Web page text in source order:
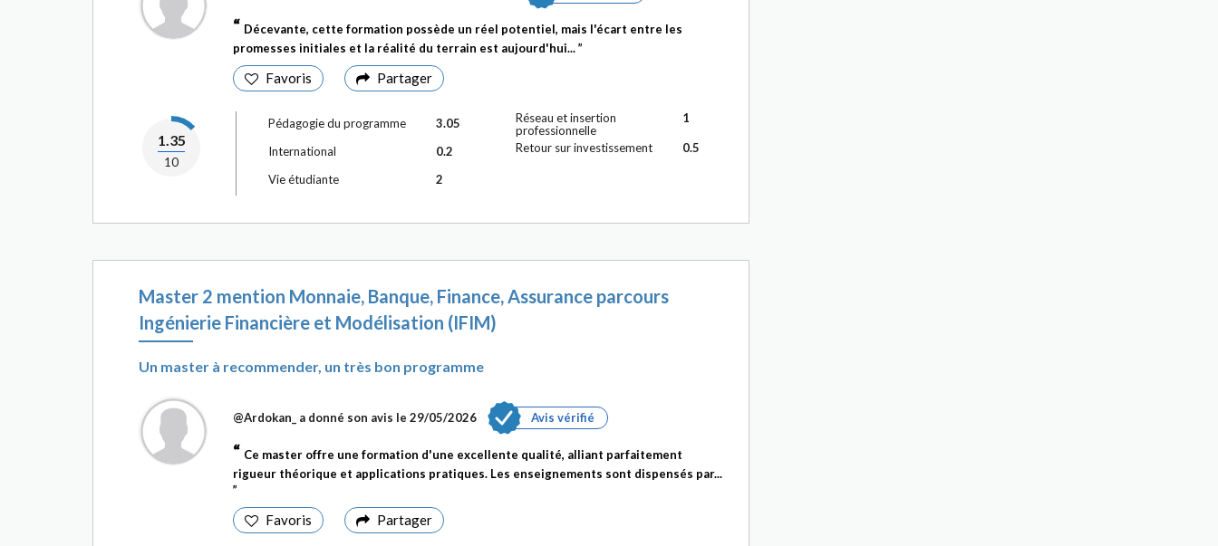
Décevante, cette formation possède un réel potentiel, mais l'écart entre les
promesses initiales et la réalité du terrain est aujourd'hui...
Favoris Partager
1.35
10
Pédagogie du programme
3.05
International
0.2
Vie étudiante
2
Réseau et insertion
professionnelle
1
Retour sur investissement 0.5
Master 2 mention Monnaie, Banque, Finance, Assurance parcours
Ingénierie Financière et Modélisation (IFIM)
Un master à recommender, un très bon programme
@Ardokan_ a donné son avis le 29/05/2026 Avis vérifié
Ce master offre une formation d'une excellente qualité, alliant parfaitement
rigueur théorique et applications pratiques. Les enseignements sont dispensés par...
Favoris Partager